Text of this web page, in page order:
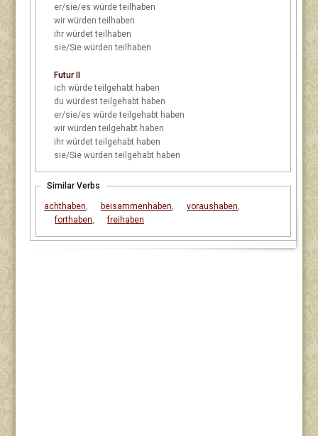
er/sie/es würde teilhaben
wir würden teilhaben
ihr würdet teilhaben
sie/Sie würden teilhaben
Futur II
ich
würde teilgehabt haben
du
würdest teilgehabt haben
er/sie/es
würde teilgehabt haben
wir
würden teilgehabt haben
ihr
würdet teilgehabt haben
sie/Sie
würden teilgehabt haben
Similar Verbs
achthaben, beisammenhaben, voraushaben,
forthaben, freihaben